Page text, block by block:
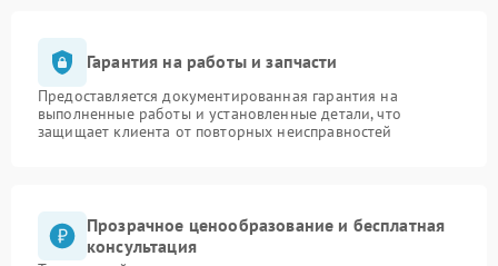
Гарантия на работы и запчасти
Предоставляется документированная гарантия на
выполненные работы и установленные детали, что
защищает клиента от повторных неисправностей
Прозрачное ценообразование и бесплатная
консультация